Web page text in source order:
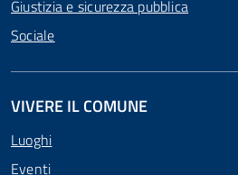
Giustizia e sicurezza pubblica
Sociale
VIVERE IL COMUNE
Luoghi
Eventi